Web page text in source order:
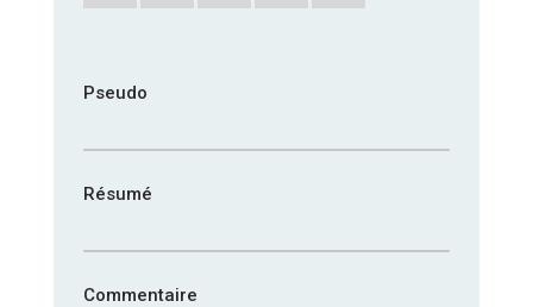
Pseudo
Résumé
Commentaire